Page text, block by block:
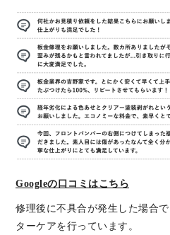
Googleの口コミはこちら
修理後に不具合が発生した場合
ターケアを行っています。